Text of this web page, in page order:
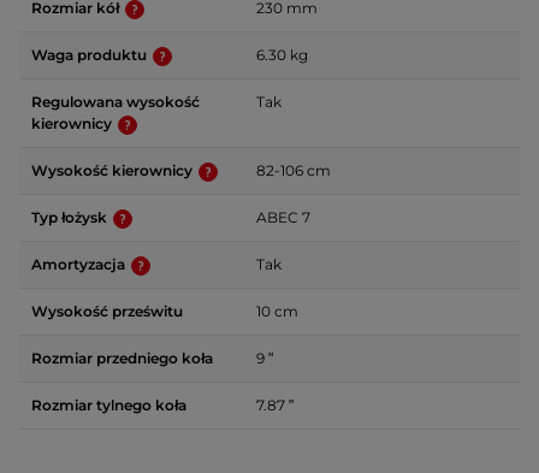
Rozmiar kół 230 mm
Waga produktu 6.30 kg
Regulowana wysokość
kierownicy
Tak
Wysokość kierownicy 82-106 cm
Typ łożysk ABEC 7
Amortyzacja Tak
Wysokość prześwitu 10 cm
Rozmiar przedniego koła 9 ʺ
Rozmiar tylnego koła 7.87 ʺ